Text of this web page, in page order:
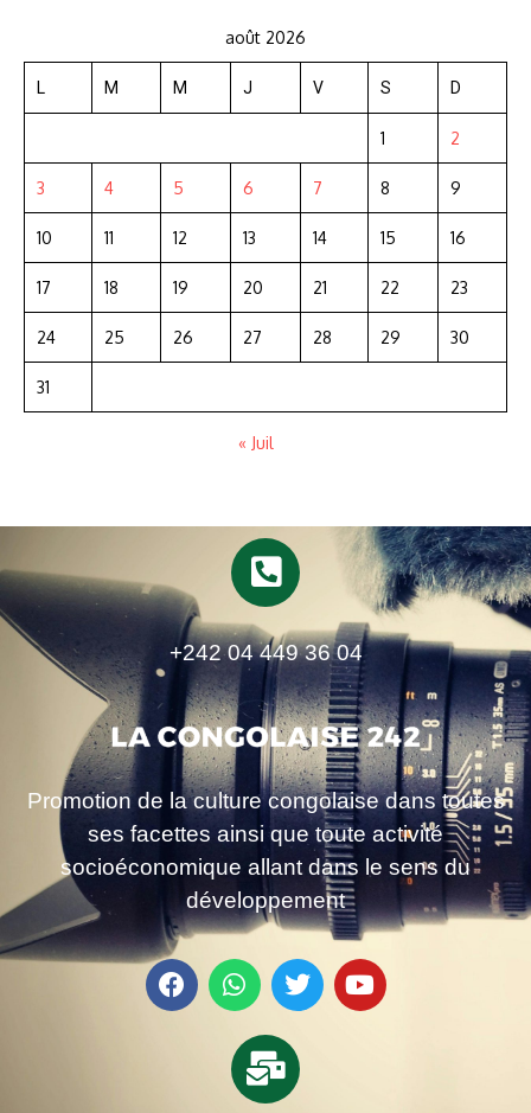
août 2026
L M M J V S D
1 2
3 4 5 6 7 8 9
10 11 12 13 14 15 16
17 18 19 20 21 22 23
24 25 26 27 28 29 30
31
« Juil
+242 04 449 36 04
Promotion de la culture congolaise dans toutes
ses facettes ainsi que toute activité
socioéconomique allant dans le sens du
développement